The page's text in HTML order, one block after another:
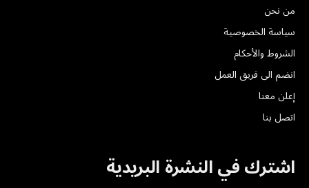
من نحن
سياسة الخصوصية
الشروط والأحكام
انضم الى فريق العمل
إعلن معنا
اتصل بنا
اشترك في النشرة البريدية